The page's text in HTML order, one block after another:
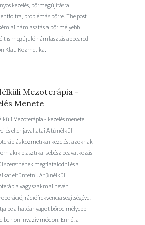
kezelés, bőrmegújításra,
problémás bőrre. The post
hámlasztás a bőr mélyebb
is megújuló hámlasztás appeared
Klau Kozmetika.
Mezoterápia -
Menete
Mezoterápia - kezelés menete,
és ellenjavallatai A tű nélküli
kozmetikai kezelést azoknak
akik plasztikai sebész beavatkozás
szeretnének megfiatalodni és a
eltüntetni. A tű nélküli
vagy szakmai nevén
rádiófrekvencia segítségével
be a hatóanyagot bőröd mélyebb
non invazív módon. Ennél a